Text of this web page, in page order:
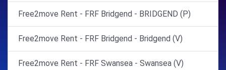
Free2move Rent - FRF Bridgend - BRIDGEND (P)
Free2move Rent - FRF Bridgend - Bridgend (V)
Free2move Rent - FRF Swansea - Swansea (V)